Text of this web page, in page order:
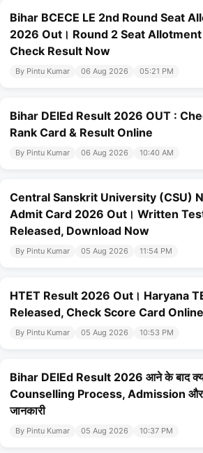
Bihar BCECE LE 2nd Round Seat
2026 Out। Round 2 Seat Allotment
Check Result Now
By Pintu Kumar 06 Aug 2026 05:21 PM
Bihar DElEd Result 2026 OUT :
Rank Card & Result Online
By Pintu Kumar 06 Aug 2026 10:40 AM
Central Sanskrit University (CSU)
Admit Card 2026 Out। Written
Released, Download Now
By Pintu Kumar 05 Aug 2026 11:54 PM
HTET Result 2026 Out। Haryana
Released, Check Score Card Online
By Pintu Kumar 05 Aug 2026 10:53 PM
Bihar DElEd Result 2026 आने के बाद
Counselling Process, Admission और
जानकारी
By Pintu Kumar 05 Aug 2026 10:37 PM